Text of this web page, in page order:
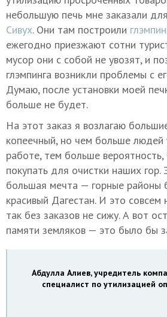
небольшую печь мне заказали для
Сивух. Они там построили
ежегодно приезжают сотни
мусор они с собой не увозят, и
глэмпинга возникли проблемы с
Думаю, после установки моей
больше не будет.
На этот заказ я возлагаю
копеечный, но чем больше людей
работе, тем больше вероятность,
покупать для очистки наших
большая мечта — горные районы
красивый Дагестан. И это
так без заказов не сижу. А вот
памяти земляков — это было бы
Абдулла Алиев, учредитель
специалист по утилизацией